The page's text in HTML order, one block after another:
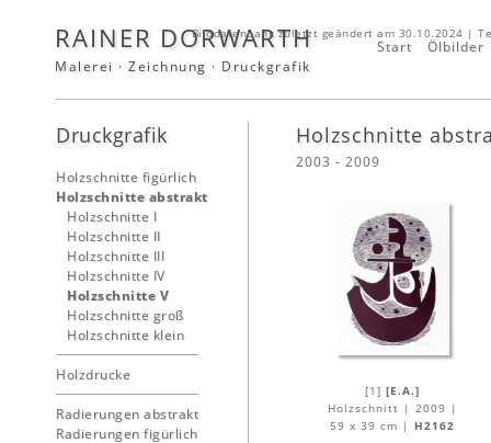
RAINER DORWARTH
Malerei · Zeichnung · Druckgrafik
Start Ölbilder
Druckgrafik
Holzschnitte figürlich
Holzschnitte abstrakt
Holzschnitte I
Holzschnitte II
Holzschnitte III
Holzschnitte IV
Holzschnitte V
Holzschnitte groß
Holzschnitte klein
Holzdrucke
Radierungen abstrakt
Radierungen figürlich
Holzschnitte
2003 - 2009
[1] [E.A.]
Holzschnitt | 2009 |
59 x 39 cm |
H2162
Bilddatenbank zuletzt geändert am 30.10.2024 |